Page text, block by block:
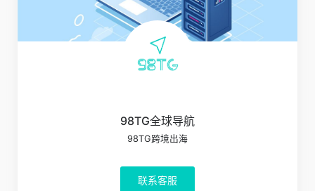
98TG全球导航
98TG跨境出海
联系客服